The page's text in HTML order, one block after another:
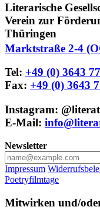
Literarische
Verein zur
Thüringen
Marktstraße 2-4
Tel: +49 (0) 3643
Fax: +49 (0) 3643
Instagram:
E-Mail:
Newsletter
Impressum
Poetryfilmtage
Mitwirken und/